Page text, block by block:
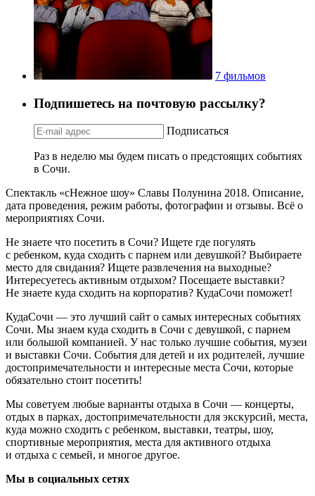
7 фильмов
Подпишетесь на почтовую рассылку?
Подписаться
Раз в неделю мы будем писать о предстоящих событиях
в Сочи.
Спектакль «сНежное шоу» Славы Полунина 2018. Описание,
дата проведения, режим работы, фотографии и отзывы. Всё о
мероприятиях Сочи.
Не знаете что посетить в Сочи? Ищете где погулять
с ребенком, куда сходить с парнем или девушкой? Выбираете
место для свидания? Ищете развлечения на выходные?
Интересуетесь активным отдыхом? Посещаете выставки?
Не знаете куда сходить на корпоратив? КудаСочи поможет!
КудаСочи — это лучший сайт о самых интересных событиях
Сочи. Мы знаем куда сходить в Сочи с девушкой, с парнем
или большой компанией. У нас только лучшие события, музеи
и выставки Сочи. События для детей и их родителей, лучшие
достопримечательности и интересные места Сочи, которые
обязательно стоит посетить!
Мы советуем любые варианты отдыха в Сочи — концерты,
отдых в парках, достопримечательности для экскурсий, места,
куда можно сходить с ребенком, выставки, театры, шоу,
спортивные мероприятия, места для активного отдыха
и отдыха с семьей, и многое другое.
Мы в социальных сетях